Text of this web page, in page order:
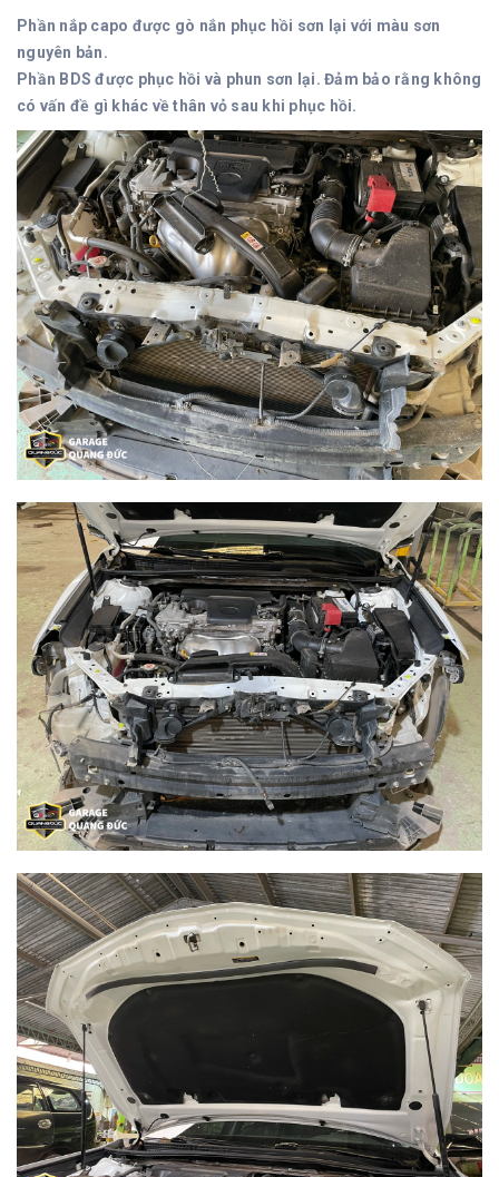
Phần nắp capo được gò nắn phục hồi sơn lại với màu sơn
nguyên bản.
Phần BDS được phục hồi và phun sơn lại. Đảm bảo rằng không
có vấn đề gì khác về thân vỏ sau khi phục hồi.